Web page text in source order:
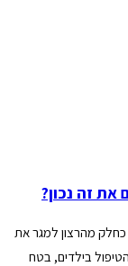
ובוואטסאפ מעידית
את זה נכון?
כחלק מהרצון למגר את
בילדים, בטח